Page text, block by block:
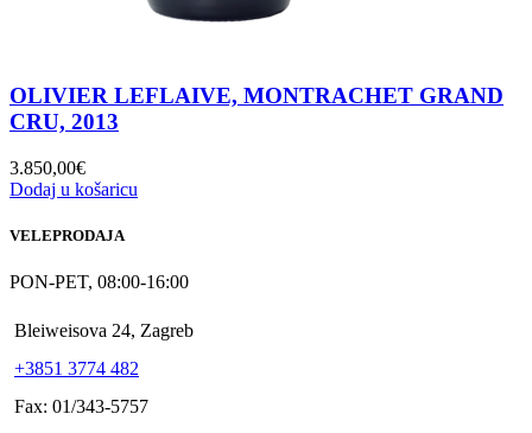
OLIVIER LEFLAIVE, MONTRACHET GRAND
CRU, 2013
3.850,00€
Dodaj u košaricu
VELEPRODAJA
PON-PET, 08:00-16:00
Bleiweisova 24, Zagreb
+3851 3774 482
Fax: 01/343-5757